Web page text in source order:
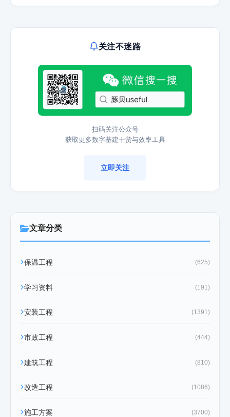
关注不迷路
扫码关注公众号
获取更多数字基建干货与效率工具
立即关注
文章分类
保温工程 (625)
学习资料 (191)
安装工程 (1391)
市政工程 (444)
建筑工程 (810)
改造工程 (1086)
施工方案 (3700)